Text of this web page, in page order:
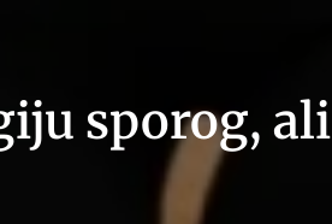
sporog, ali